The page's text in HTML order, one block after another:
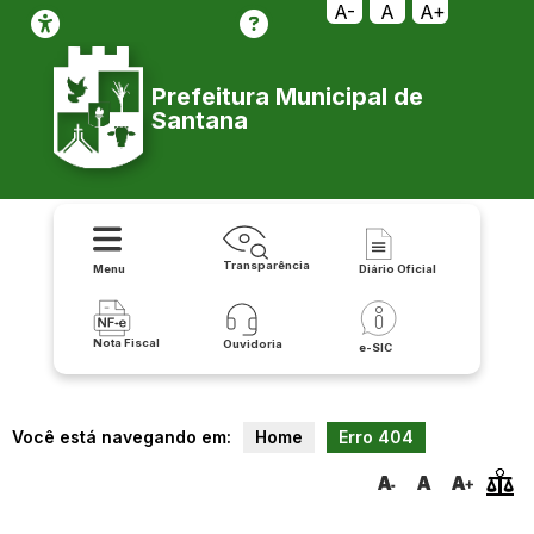
transparencia/despesas/publicacoes/ A- A A+
Prefeitura Municipal de
Santana
Menu Transparência Diário Oficial
Nota Fiscal Ouvidoria e-SIC
Você está navegando em: Home Erro 404